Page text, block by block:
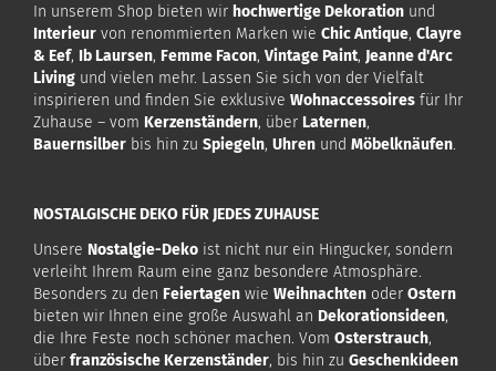
In unserem Shop bieten wir hochwertige Dekoration und
Interieur von renommierten Marken wie Chic Antique, Clayre
& Eef, Ib Laursen, Femme Facon, Vintage Paint, Jeanne d'Arc
Living und vielen mehr. Lassen Sie sich von der Vielfalt
inspirieren und finden Sie exklusive Wohnaccessoires für Ihr
Zuhause – vom Kerzenständern, über Laternen,
Bauernsilber bis hin zu Spiegeln, Uhren und Möbelknäufen.
NOSTALGISCHE DEKO FÜR JEDES ZUHAUSE
Unsere Nostalgie-Deko ist nicht nur ein Hingucker, sondern
verleiht Ihrem Raum eine ganz besondere Atmosphäre.
Besonders zu den Feiertagen wie Weihnachten oder Ostern
bieten wir Ihnen eine große Auswahl an Dekorationsideen,
die Ihre Feste noch schöner machen. Vom Osterstrauch,
über französische Kerzenständer, bis hin zu Geschenkideen